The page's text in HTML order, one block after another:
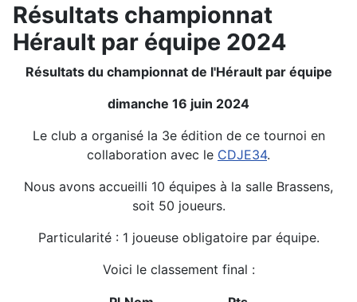
Résultats championnat
Hérault par équipe 2024
Résultats du championnat de l'Hérault par équipe
dimanche 16 juin 2024
Le club a organisé la 3e édition de ce tournoi en
collaboration avec le CDJE34.
Nous avons accueilli 10 équipes à la salle Brassens,
soit 50 joueurs.
Particularité : 1 joueuse obligatoire par équipe.
Voici le classement final :